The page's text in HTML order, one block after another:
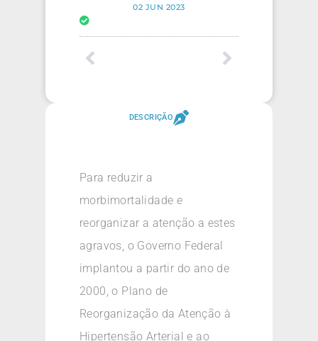
02 JUN 2023
DESCRIÇÃO
Para reduzir a
morbimortalidade e
reorganizar a atenção a estes
agravos, o Governo Federal
implantou a partir do ano de
2000, o Plano de
Reorganização da Atenção à
Hipertensão Arterial e ao